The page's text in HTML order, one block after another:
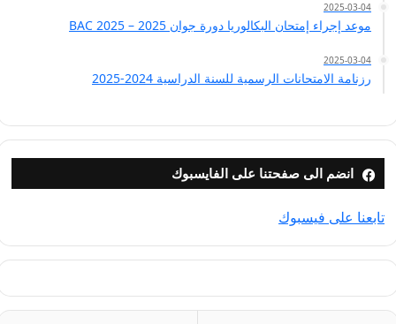
2025-03-04
موعد إجراء إمتحان البكالوريا دورة جوان 2025 – BAC 2025
2025-03-04
رزنامة الامتحانات الرسمية للسنة الدراسية 2024-2025
انضم الى صفحتنا على الفايسبوك
تابعنا على فيسبوك